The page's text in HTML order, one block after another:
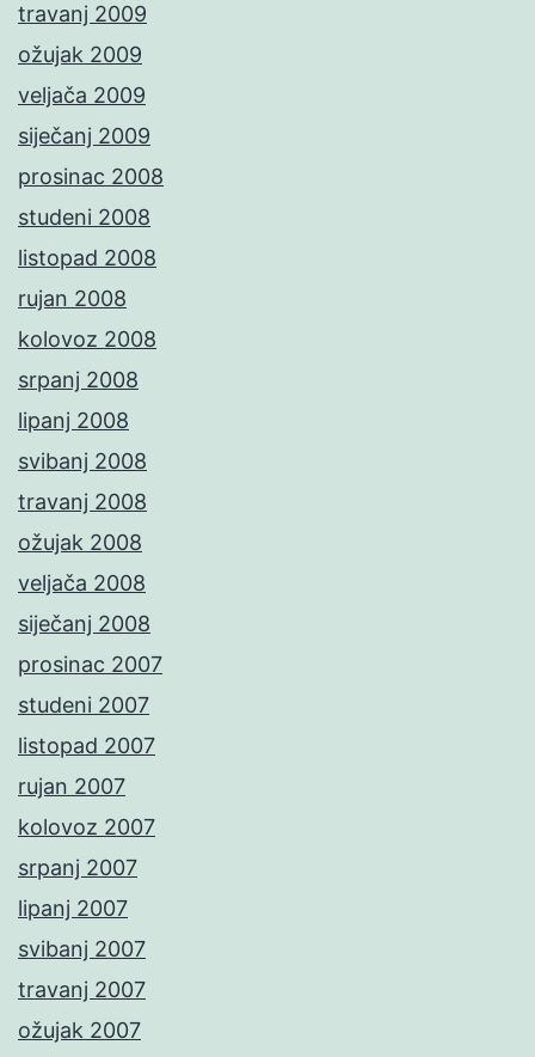
travanj 2009
ožujak 2009
veljača 2009
siječanj 2009
prosinac 2008
studeni 2008
listopad 2008
rujan 2008
kolovoz 2008
srpanj 2008
lipanj 2008
svibanj 2008
travanj 2008
ožujak 2008
veljača 2008
siječanj 2008
prosinac 2007
studeni 2007
listopad 2007
rujan 2007
kolovoz 2007
srpanj 2007
lipanj 2007
svibanj 2007
travanj 2007
ožujak 2007